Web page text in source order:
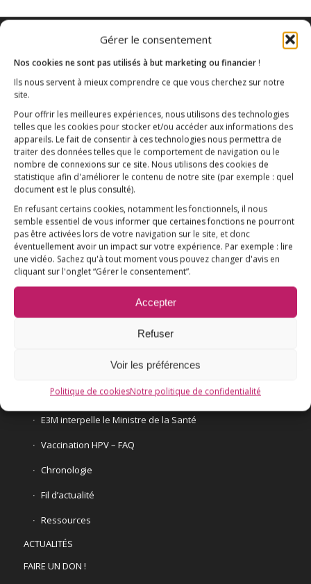
Gérer le consentement
Nos cookies ne sont pas utilisés à but marketing ou financier !
Ils nous servent à mieux comprendre ce que vous cherchez sur notre
site.
Pour offrir les meilleures expériences, nous utilisons des technologies
telles que les cookies pour stocker et/ou accéder aux informations des
appareils. Le fait de consentir à ces technologies nous permettra de
traiter des données telles que le comportement de navigation ou le
nombre de connexions sur ce site. Nous utilisons des cookies de
statistique afin d'améliorer le contenu de notre site (par exemple : quel
document est le plus consulté).
En refusant certains cookies, notamment les fonctionnels, il nous
semble essentiel de vous informer que certaines fonctions ne pourront
pas être activées lors de votre navigation sur le site, et donc
éventuellement avoir un impact sur votre expérience. Par exemple : lire
une vidéo. Sachez qu'à tout moment vous pouvez changer d'avis en
cliquant sur l'onglet “Gérer le consentement”.
Accepter
Refuser
Voir les préférences
Politique de cookiesNotre politique de confidentialité
Association E3M
Qui sommes-nous ? AIDEZ-NOUS !
VACCINATION HPV
E3M interpelle le Ministre de la Santé
Vaccination HPV – FAQ
Chronologie
Fil d’actualité
Ressources
ACTUALITÉS
FAIRE UN DON !